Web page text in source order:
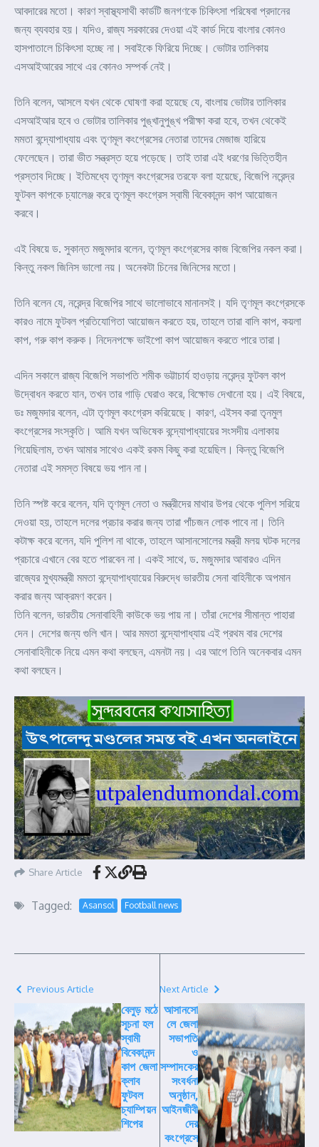
আবদারের মতো। কারণ স্বাস্থ্যসাথী কার্ডটি জনগণকে চিকিৎসা পরিষেবা প্রদানের
জন্য ব্যবহার হয়। যদিও, রাজ্য সরকারের দেওয়া এই কার্ড দিয়ে বাংলার কোনও
হাসপাতালে চিকিৎসা হচ্ছে না। সবাইকে ফিরিয়ে দিচ্ছে। ভোটার তালিকায়
এসআইআরের সাথে এর কোনও সম্পর্ক নেই।
তিনি বলেন, আসলে যখন থেকে ঘোষণা করা হয়েছে যে, বাংলায় ভোটার তালিকার
এসআইআর হবে ও ভোটার তালিকার পুঙ্খানুপুঙ্খ পরীক্ষা করা হবে, তখন থেকেই
মমতা বন্দ্যোপাধ্যায় এবং তৃণমূল কংগ্রেসের নেতারা তাদের মেজাজ হারিয়ে
ফেলেছেন। তারা ভীত সন্ত্রস্ত হয়ে পড়েছে। তাই তারা এই ধরণের ভিত্তিহীন
প্রস্তাব দিচ্ছে। ইতিমধ্যে তৃণমূল কংগ্রেসের তরফে বলা হয়েছে, বিজেপি নরেন্দ্র
ফুটবল কাপকে চ্যালেঞ্জ করে তৃণমূল কংগ্রেস স্বামী বিবেকানন্দ কাপ আয়োজন
করবে।
এই বিষয়ে ড. সুকান্ত মজুমদার বলেন, তৃণমূল কংগ্রেসের কাজ বিজেপির নকল করা।
কিন্তু নকল জিনিস ভালো নয়। অনেকটা চিনের জিনিসের মতো।
তিনি বলেন যে, নরেন্দ্র বিজেপির সাথে ভালোভাবে মানানসই। যদি তৃণমূল কংগ্রেসকে
কারও নামে ফুটবল প্রতিযোগিতা আয়োজন করতে হয়, তাহলে তারা বালি কাপ, কয়লা
কাপ, গরু কাপ করুক। নিদেনপক্ষে ভাইপো কাপ আয়োজন করতে পারে তারা।
এদিন সকালে রাজ্য বিজেপি সভাপতি শমীক ভট্টাচার্য হাওড়ায় নরেন্দ্র ফুটবল কাপ
উদ্বোধন করতে যান, তখন তার গাড়ি ঘেরাও করে, বিক্ষোভ দেখানো হয়। এই বিষয়ে,
ডঃ মজুমদার বলেন, এটা তৃণমূল কংগ্রেস করিয়েছে। কারণ, এইসব করা তৃনমুল
কংগ্রেসের সংস্কৃতি। আমি যখন অভিষেক বন্দ্যোপাধ্যায়ের সংসদীয় এলাকায়
গিয়েছিলাম, তখন আমার সাথেও একই রকম কিছু করা হয়েছিল। কিন্তু বিজেপি
নেতারা এই সমস্ত বিষয়ে ভয় পান না।
তিনি স্পষ্ট করে বলেন, যদি তৃণমূল নেতা ও মন্ত্রীদের মাথার উপর থেকে পুলিশ সরিয়ে
দেওয়া হয়, তাহলে দলের প্রচার করার জন্য তারা পাঁচজন লোক পাবে না। তিনি
কটাক্ষ করে বলেন, যদি পুলিশ না থাকে, তাহলে আসানসোলের মন্ত্রী মলয় ঘটক দলের
প্রচারে এখানে বের হতে পারবেন না। একই সাথে, ড. মজুমদার আবারও এদিন
রাজ্যের মুখ্যমন্ত্রী মমতা বন্দ্যোপাধ্যায়ের বিরুদ্ধে ভারতীয় সেনা বাহিনীকে অপমান
করার জন্য আক্রমণ করেন।
তিনি বলেন, ভারতীয় সেনাবাহিনী কাউকে ভয় পায় না। তাঁরা দেশের সীমান্ত পাহারা
দেন। দেশের জন্য গুলি খান। আর মমতা বন্দ্যোপাধ্যায় এই প্রথম বার দেশের
সেনাবাহিনীকে নিয়ে এমন কথা বলছেন, এমনটা নয়। এর আগে তিনি অনেকবার এমন
কথা বলছেন।
Share Article
Tagged: Asansol Football news
Previous Article
বেলুড় মঠে
সূচনা হল
স্বামী
বিবেকানন্দ
কাপ জেলা
ক্লাব
ফুটবল
চ্যাম্পিয়ন
শিপের
Next Article
আসানসো
লে জেলা
সভাপতি
ও
সম্পাদকের
সংবর্ধনা
অনুষ্ঠান,
আইনজীবী
দের
কংগ্রেসে